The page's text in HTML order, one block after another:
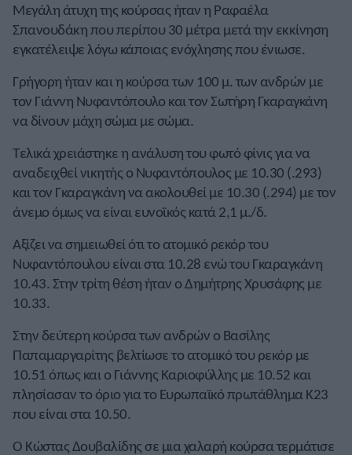
Μεγάλη άτυχη της κούρσας ήταν η Ραφαέλα
Σπανουδάκη που περίπου 30 μέτρα μετά την εκκίνηση
εγκατέλειψε λόγω κάποιας ενόχλησης που ένιωσε.
Γρήγορη ήταν και η κούρσα των 100 μ. των ανδρών με
τον Γιάννη Νυφαντόπουλο και τον Σωτήρη Γκαραγκάνη
να δίνουν μάχη σώμα με σώμα.
Τελικά χρειάστηκε η ανάλυση του φωτό φίνις για να
αναδειχθεί νικητής ο Νυφαντόπουλος με 10.30 (.293)
και τον Γκαραγκάνη να ακολουθεί με 10.30 (.294) με τον
άνεμο όμως να είναι ευνοϊκός κατά 2,1 μ./δ.
Αξίζει να σημειωθεί ότι το ατομικό ρεκόρ του
Νυφαντόπουλου είναι στα 10.28 ενώ του Γκαραγκάνη
10.43. Στην τρίτη θέση ήταν ο Δημήτρης Χρυσάφης με
10.33.
Στην δεύτερη κούρσα των ανδρών ο Βασίλης
Παπαμαργαρίτης βελτίωσε το ατομικό του ρεκόρ με
10.51 όπως και ο Γιάννης Καριοφύλλης με 10.52 και
πλησίασαν το όριο για το Ευρωπαϊκό πρωτάθλημα Κ23
που είναι στα 10.50.
Ο Κώστας Δουβαλίδης σε μια χαλαρή κούρσα τερμάτισε